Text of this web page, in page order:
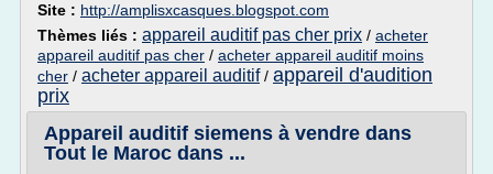
Site : http://amplisxcasques.blogspot.com
Thèmes liés : appareil auditif pas cher prix / acheter
appareil auditif pas cher / acheter appareil auditif moins
cher / acheter appareil auditif/ appareil d'audition
prix
Appareil auditif siemens à vendre dans
Tout le Maroc dans ...